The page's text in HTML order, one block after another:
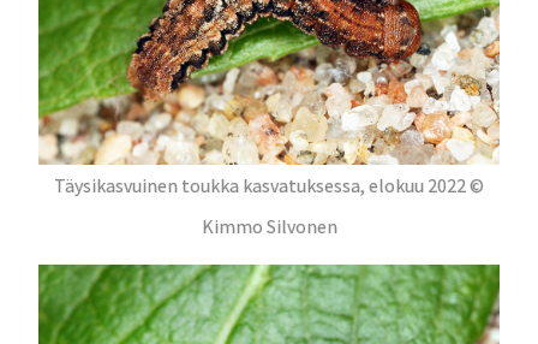
Täysikasvuinen toukka kasvatuksessa, elokuu 2022 ©
Kimmo Silvonen